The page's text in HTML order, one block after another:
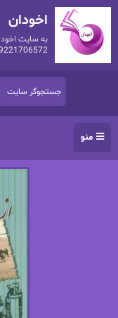
اخودان
به سایت
منو